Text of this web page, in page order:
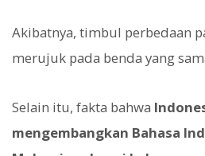
Akibatnya, timbul perbedaan
merujuk pada benda yang
Selain itu, fakta bahwa
mengembangkan Bahasa